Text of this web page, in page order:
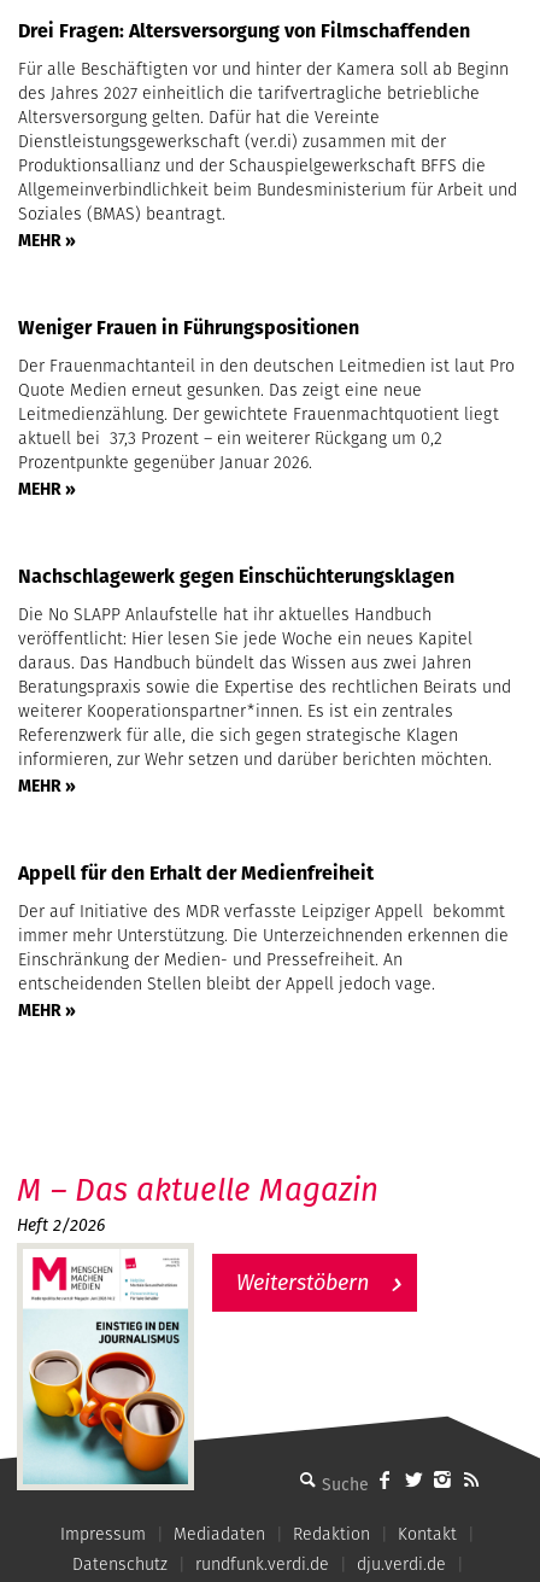
Drei Fragen: Altersversorgung von Filmschaffenden
Für alle Beschäftigten vor und hinter der Kamera soll ab Beginn
des Jahres 2027 einheitlich die tarifvertragliche betriebliche
Altersversorgung gelten. Dafür hat die Vereinte
Dienstleistungsgewerkschaft (ver.di) zusammen mit der
Produktionsallianz und der Schauspielgewerkschaft BFFS die
Allgemeinverbindlichkeit beim Bundesministerium für Arbeit und
Soziales (BMAS) beantragt.
MEHR »
Weniger Frauen in Führungspositionen
Der Frauenmachtanteil in den deutschen Leitmedien ist laut Pro
Quote Medien erneut gesunken. Das zeigt eine neue
Leitmedienzählung. Der gewichtete Frauenmachtquotient liegt
aktuell bei 37,3 Prozent – ein weiterer Rückgang um 0,2
Prozentpunkte gegenüber Januar 2026.
MEHR »
Nachschlagewerk gegen Einschüchterungsklagen
Die No SLAPP Anlaufstelle hat ihr aktuelles Handbuch
veröffentlicht: Hier lesen Sie jede Woche ein neues Kapitel
daraus. Das Handbuch bündelt das Wissen aus zwei Jahren
Beratungspraxis sowie die Expertise des rechtlichen Beirats und
weiterer Kooperationspartner*innen. Es ist ein zentrales
Referenzwerk für alle, die sich gegen strategische Klagen
informieren, zur Wehr setzen und darüber berichten möchten.
MEHR »
Appell für den Erhalt der Medienfreiheit
Der auf Initiative des MDR verfasste Leipziger Appell bekommt
immer mehr Unterstützung. Die Unterzeichnenden erkennen die
Einschränkung der Medien- und Pressefreiheit. An
entscheidenden Stellen bleibt der Appell jedoch vage.
MEHR »
MMM - Menschen machen Medien
M – Das aktuelle Magazin
Heft 2/2026
Weiterstöbern
Impressum Mediadaten Redaktion
Kontakt
Datenschutz
rundfunk.verdi.de
dju.verdi.de